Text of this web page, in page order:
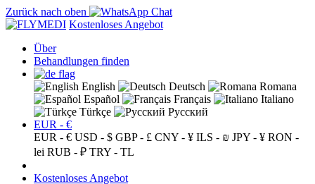
Zurück nach oben
Kostenloses Angebot
Über
Behandlungen finden
English Deutsch
Romana
Español
Français
Italiano
Türkçe
Русский
EUR - €
EUR - € USD - $ GBP - £ CNY - ¥ ILS - ₪ JPY - ¥ RON -
lei RUB - ₽ TRY - TL
Kostenloses Angebot